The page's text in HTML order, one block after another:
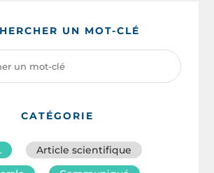
UN MOT-CLÉ
CATÉGORIE
Article scientifique